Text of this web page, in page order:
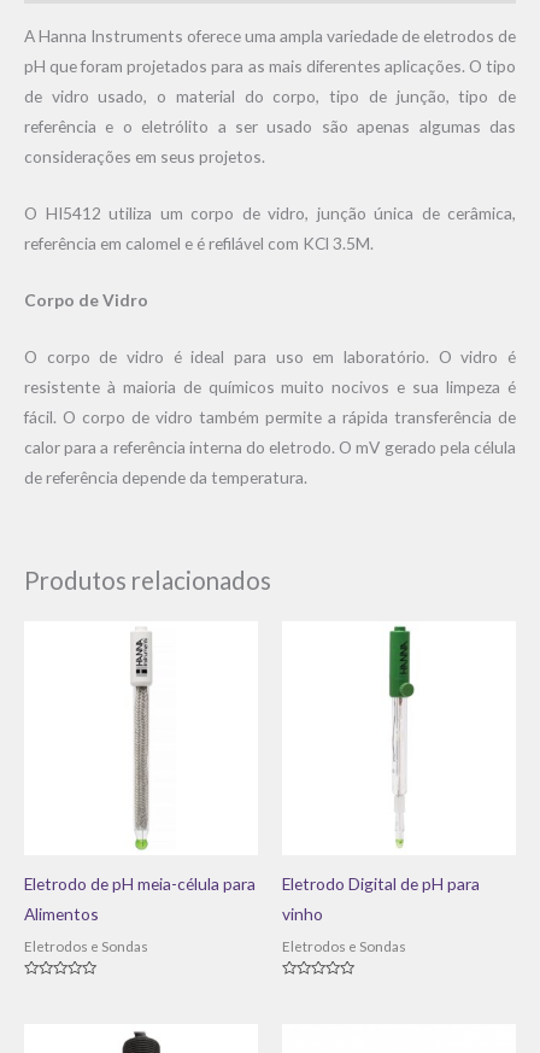
A Hanna Instruments oferece uma ampla variedade de eletrodos de
pH que foram projetados para as mais diferentes aplicações. O tipo
de vidro usado, o material do corpo, tipo de junção, tipo de
referência e o eletrólito a ser usado são apenas algumas das
considerações em seus projetos.
O HI5412 utiliza um corpo de vidro, junção única de cerâmica,
referência em calomel e é refilável com KCl 3.5M.
Corpo de Vidro
O corpo de vidro é ideal para uso em laboratório. O vidro é
resistente à maioria de químicos muito nocivos e sua limpeza é
fácil. O corpo de vidro também permite a rápida transferência de
calor para a referência interna do eletrodo. O mV gerado pela célula
de referência depende da temperatura.
Produtos relacionados
Eletrodo de pH meia-célula para
Alimentos
Eletrodos e Sondas
Eletrodo Digital de pH para
vinho
Eletrodos e Sondas